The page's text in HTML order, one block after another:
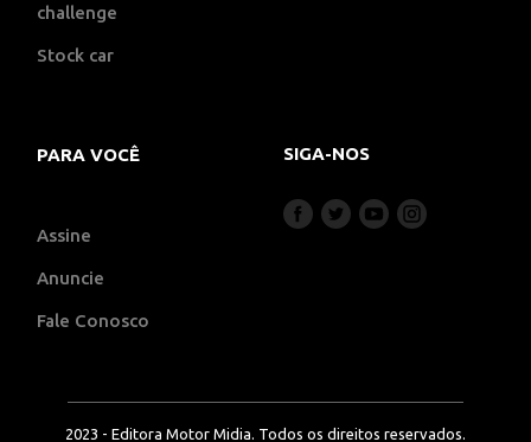
challenge
Stock car
PARA VOCÊ
Assine
Anuncie
Fale Conosco
SIGA-NOS
2023 - Editora Motor Midia. Todos os direitos reservados.